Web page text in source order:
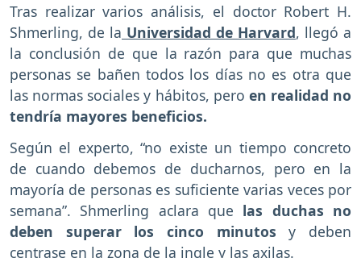
Tras realizar varios análisis, el doctor Robert H.
Shmerling, de la Universidad de Harvard, llegó a
la conclusión de que la razón para que muchas
personas se bañen todos los días no es otra que
las normas sociales y hábitos, pero en realidad no
tendría mayores beneficios.
Según el experto, “no existe un tiempo concreto
de cuando debemos de ducharnos, pero en la
mayoría de personas es suficiente varias veces por
semana”. Shmerling aclara que las duchas no
deben superar los cinco minutos y deben
centrase en la zona de la ingle y las axilas.